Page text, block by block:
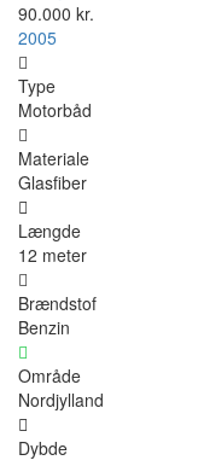
90.000 kr.
2005
Type
Motorbåd
Materiale
Glasfiber
Længde
12 meter
Brændstof
Benzin
Område
Nordjylland
Dybde